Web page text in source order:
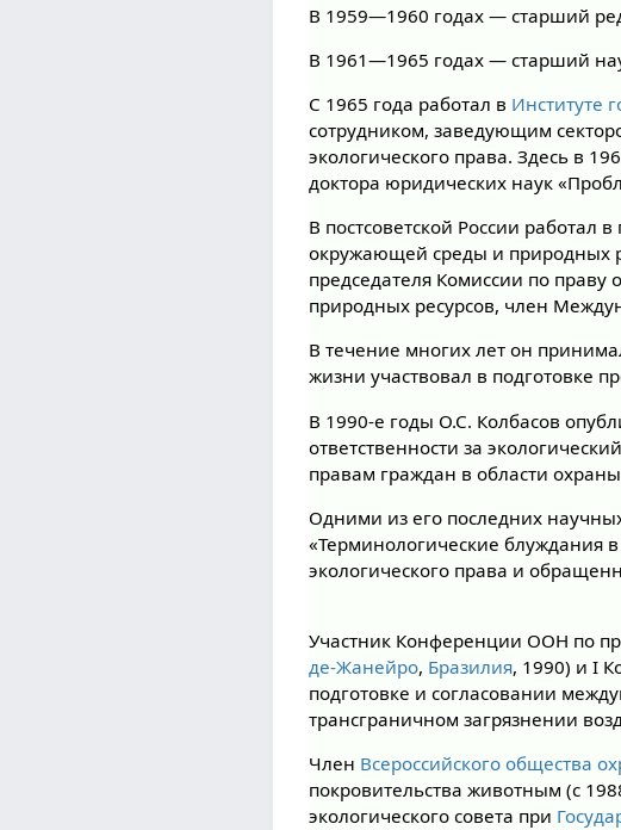
В 1959—1960 годах — старший
В 1961—1965 годах — старший
С 1965 года работал в Институте
сотрудником, заведующим
экологического права. Здесь в
доктора юридических наук
В постсоветской России работал
окружающей среды и природных
председателя Комиссии по
природных ресурсов, член
В течение многих лет он
жизни участвовал в подготовке
В 1990-е годы О.С. Колбасов
ответственности за
правам граждан в области
Одними из его последних
«Терминологические блуждания
экологического права и
Участник Конференции ООН по
де-Жанейро, Бразилия, 1990) и I
подготовке и согласовании
трансграничном загрязнении
Член Всероссийского общества
покровительства животным (с
экологического совета при